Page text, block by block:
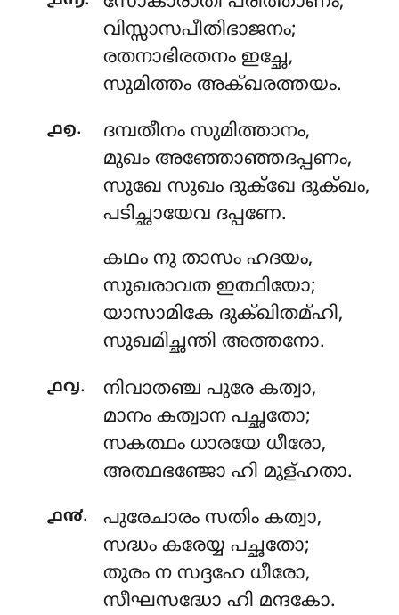
വിസ്സാസപീതിഭാജനം;
രതനാഭിരതനം ഇച്ഛേ,
സുമിത്തം അക്ഖരത്തയം.
൧൭. ദമ്പതീനം സുമിത്താനം,
മുഖം അഞ്ഞോഞ്ഞദപ്പണം,
സുഖേ സുഖം ദുക്ഖേ ദുക്ഖം,
പടിച്ഛായേവ ദപ്പണേ.
കഥം നു താസം ഹദയം,
സുഖരാവത ഇത്ഥിയോ;
യാസാമികേ ദുക്ഖിതമ്ഹി,
സുഖമിച്ഛന്തി അത്തനോ.
൧൮. നിവാതഞ്ച പുരേ കത്വാ,
മാനം കത്വാന പച്ഛതോ;
സകത്ഥം ധാരയേ ധീരോ,
അത്ഥഭഞ്ജോ ഹി മുള്ഹതാ.
൧൯. പുരേചാരം സതിം കത്വാ,
സദ്ധം കരേയ്യ പച്ഛതോ;
തുരം ന സദ്ദഹേ ധീരോ,
സീഘസദ്ധോ ഹി മന്ദകോ.